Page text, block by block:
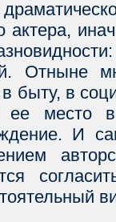
актера,
Отныне
быту, в
ее место
И